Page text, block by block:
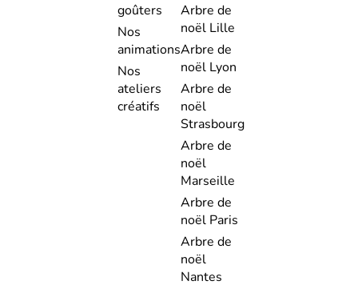
goûters
Nos
animations
Nos
ateliers
créatifs
Arbre de
noël Lille
Arbre de
noël Lyon
Arbre de
noël
Strasbourg
Arbre de
noël
Marseille
Arbre de
noël Paris
Arbre de
noël
Nantes